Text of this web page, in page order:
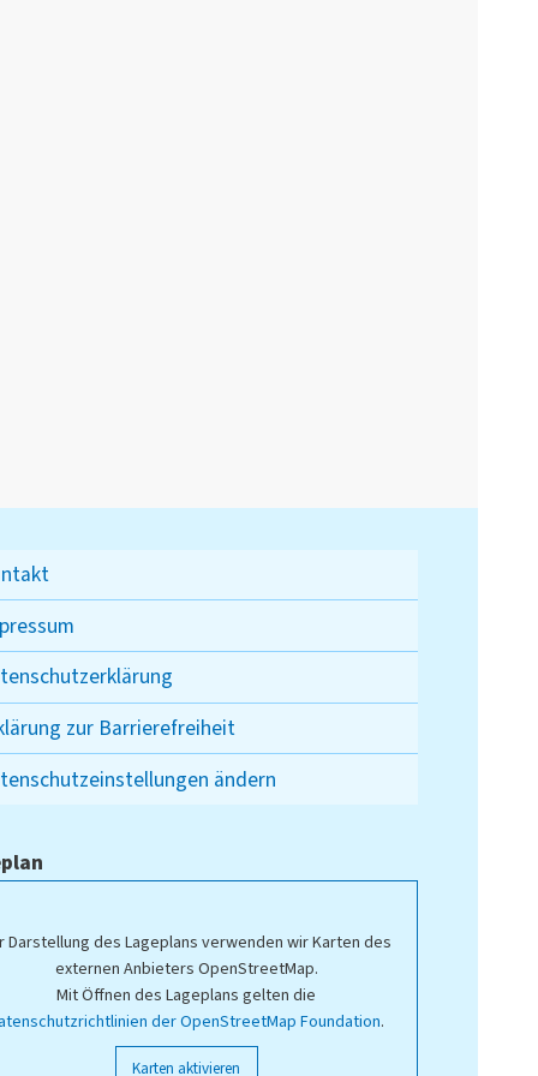
zur Barrierefreiheit
ändern
Darstellung des Lageplans verwenden wir Karten des
externen Anbieters OpenStreetMap.
Mit Öffnen des Lageplans gelten die
der OpenStreetMap Foundation.
Karten aktivieren